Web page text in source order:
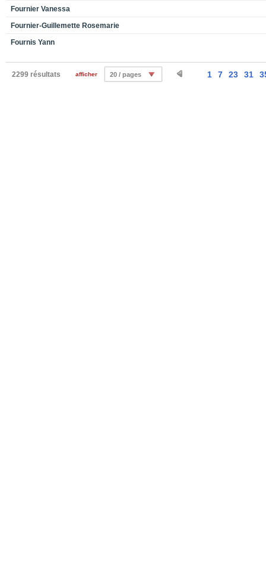
Fournier Vanessa
Fournier-Guillemette Rosemarie
Fournis Yann
2299 résultats 1 7 23 31
afficher 20 / pages